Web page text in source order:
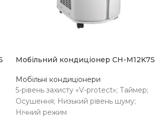
Мобільний кондиціонер CH-M12K7S
Мобільні кондиціонери
5-рівень захисту «V-protect»; Таймер;
Осушення; Низький рівень шуму;
Нічний режим